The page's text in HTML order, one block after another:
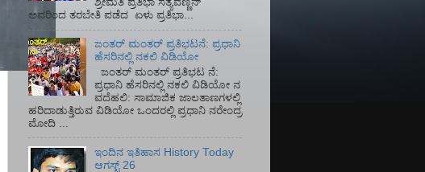
ಅವರಿಂದ ತರಬೇತಿ ಪಡೆದ ಏಳು ಪ್ರತಿಭಾ...
ಜಂತರ್ ಮಂತರ್ ಪ್ರತಿಭಟನೆ: ಪ್ರಧಾನಿ
ಹೆಸರಿನಲ್ಲಿ ನಕಲಿ ವಿಡಿಯೋ
ಜಂತರ್ ಮಂತರ್ ಪ್ರತಿಭಟ ನೆ:
ಪ್ರಧಾನಿ ಹೆಸರಿನಲ್ಲಿ ನಕಲಿ ವಿಡಿಯೋ ನ
ವದೆಹಲಿ: ಸಾಮಾಜಿಕ ಜಾಲತಾಣಗಳಲ್ಲಿ
ಹರಿದಾಡುತ್ತಿರುವ ವಿಡಿಯೋ ಒಂದರಲ್ಲಿ ಪ್ರಧಾನಿ ನರೇಂದ್ರ
ಮೋದಿ ...
ಇಂದಿನ ಇತಿಹಾಸ History Today
ಆಗಸ್ಟ್ 26